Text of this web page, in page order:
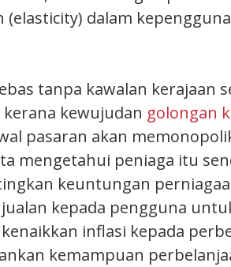
dalam
tanpa kawalan kerajaan
kewujudan golongan
pasaran akan
mengetahui peniaga itu
keuntungan
kepada pengguna
inflasi kepada
kemampuan